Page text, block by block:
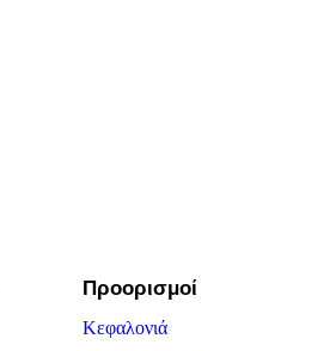
Προορισμοί
Κεφαλονιά